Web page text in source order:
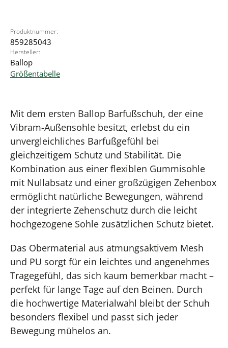
Produktnummer:
859285043
Hersteller:
Ballop
Größentabelle
Mit dem ersten Ballop Barfußschuh, der eine
Vibram-Außensohle besitzt, erlebst du ein
unvergleichliches Barfußgefühl bei
gleichzeitigem Schutz und Stabilität. Die
Kombination aus einer flexiblen Gummisohle
mit Nullabsatz und einer großzügigen Zehenbox
ermöglicht natürliche Bewegungen, während
der integrierte Zehenschutz durch die leicht
hochgezogene Sohle zusätzlichen Schutz bietet.
Das Obermaterial aus atmungsaktivem Mesh
und PU sorgt für ein leichtes und angenehmes
Tragegefühl, das sich kaum bemerkbar macht –
perfekt für lange Tage auf den Beinen. Durch
die hochwertige Materialwahl bleibt der Schuh
besonders flexibel und passt sich jeder
Bewegung mühelos an.